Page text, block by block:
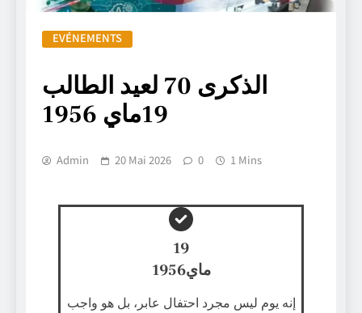
EVÉNEMENTS
الذكرى 70 لعيد الطالب
19ماي 1956
Admin 20 Mai 2026 0 1 Mins
19
1956ماي
إنه يوم ليس مجرد احتفال عابر، بل هو واجب